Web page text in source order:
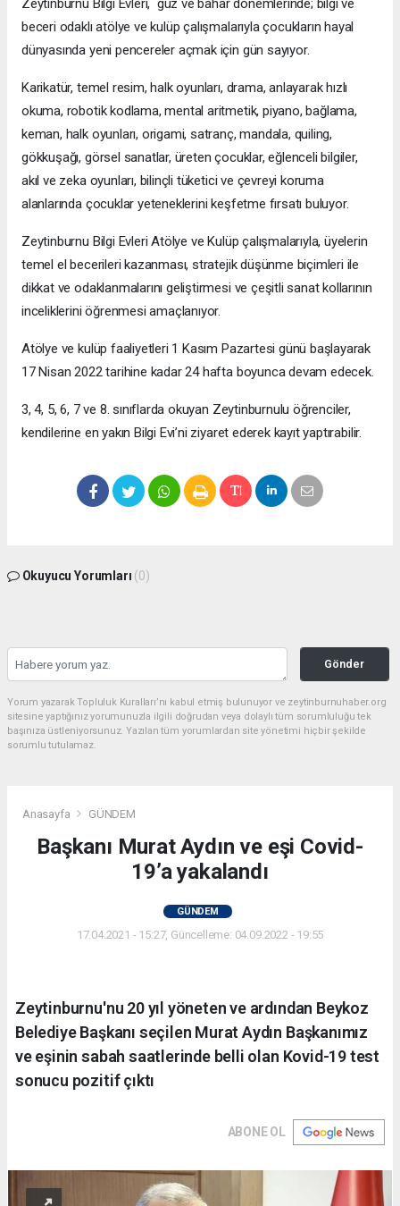
Zeytinburnu Bilgi Evleri, güz ve bahar dönemlerinde; bilgi ve
beceri odaklı atölye ve kulüp çalışmalarıyla çocukların hayal
dünyasında yeni pencereler açmak için gün sayıyor.
Karikatür, temel resim, halk oyunları, drama, anlayarak hızlı
okuma, robotik kodlama, mental aritmetik, piyano, bağlama,
keman, halk oyunları, origami, satranç, mandala, quiling,
gökkuşağı, görsel sanatlar, üreten çocuklar, eğlenceli bilgiler,
akıl ve zeka oyunları, bilinçli tüketici ve çevreyi koruma
alanlarında çocuklar yeteneklerini keşfetme fırsatı buluyor.
Zeytinburnu Bilgi Evleri Atölye ve Kulüp çalışmalarıyla, üyelerin
temel el becerileri kazanması, stratejik düşünme biçimleri ile
dikkat ve odaklanmalarını geliştirmesi ve çeşitli sanat kollarının
inceliklerini öğrenmesi amaçlanıyor.
Atölye ve kulüp faaliyetleri 1 Kasım Pazartesi günü başlayarak
17 Nisan 2022 tarihine kadar 24 hafta boyunca devam edecek.
3, 4, 5, 6, 7 ve 8. sınıflarda okuyan Zeytinburnulu öğrenciler,
kendilerine en yakın Bilgi Evi’ni ziyaret ederek kayıt yaptırabilir.
Okuyucu Yorumları (0)
Gönder
Yorum yazarak Topluluk Kuralları’nı kabul etmiş bulunuyor ve zeytinburnuhaber.org
sitesine yaptığınız yorumunuzla ilgili doğrudan veya dolaylı tüm sorumluluğu tek
başınıza üstleniyorsunuz. Yazılan tüm yorumlardan site yönetimi hiçbir şekilde
sorumlu tutulamaz.
Anasayfa GÜNDEM
Başkanı Murat Aydın ve eşi Covid-
19’a yakalandı
GÜNDEM
17.04.2021 - 15:27, Güncelleme: 04.09.2022 - 19:55
Zeytinburnu'nu 20 yıl yöneten ve ardından Beykoz
Belediye Başkanı seçilen Murat Aydın Başkanımız
ve eşinin sabah saatlerinde belli olan Kovid-19 test
sonucu pozitif çıktı
ABONE OL